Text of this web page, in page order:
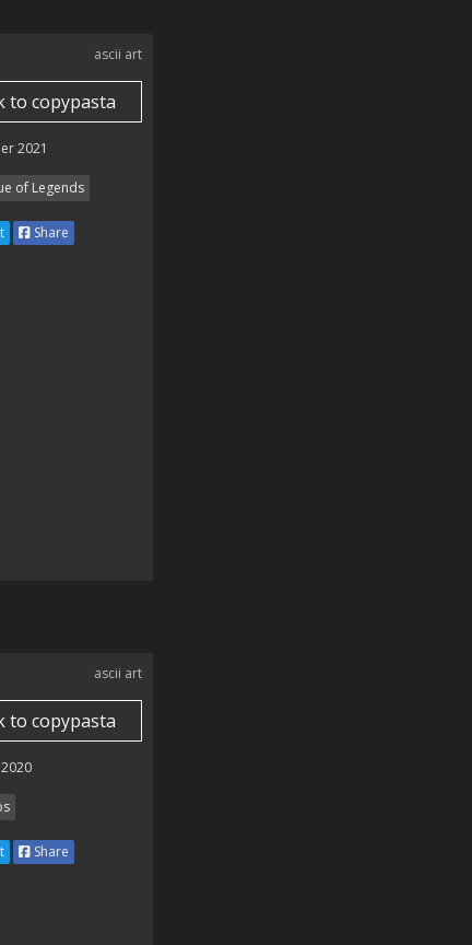
ascii art
to copypasta
2021
of Legends
Share
ascii art
to copypasta
Share